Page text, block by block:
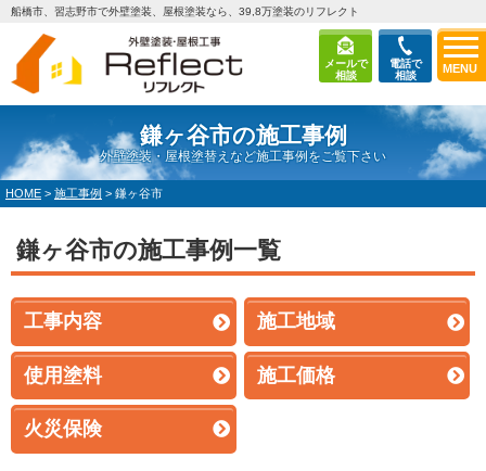
メールで
相談
電話で
相談
MENU
船橋市、習志野市で外壁塗装、屋根塗装なら、39,8万塗装のリフレクト
鎌ヶ谷市の施工事例
外壁塗装・屋根塗替えなど施工事例をご覧下さい
HOME > 施工事例 > 鎌ヶ谷市
鎌ヶ谷市の施工事例一覧
工事内容 施工地域
使用塗料 施工価格
火災保険